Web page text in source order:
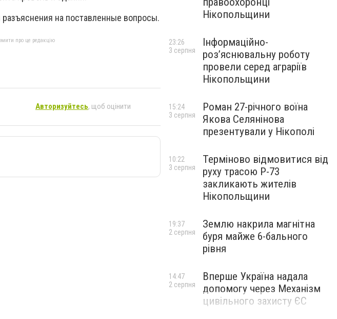
на поставленные вопросы.
про це редакцію
Авторизуйтесь, щоб оцінити
Нікопольщини
Інформаційно-
роз’яснювальну роботу
провели серед аграріїв
Нікопольщини
23:26
3 серпня
Роман 27-річного воїна
Якова Селянінова
презентували у Нікополі
15:24
3 серпня
Терміново відмовитися від
руху трасою Р-73
закликають жителів
Нікопольщини
10:22
3 серпня
Землю накрила магнітна
буря майже 6-бального
рівня
19:37
2 серпня
Вперше Україна надала
допомогу через Механізм
цивільного захисту ЄС
14:47
2 серпня